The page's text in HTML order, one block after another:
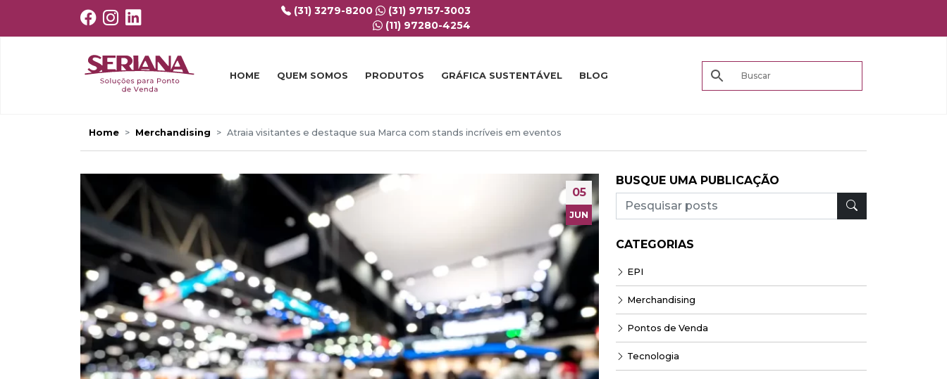
(31) 3279-8200
(31) 97157-3003
(11) 97280-4254
HOME QUEM SOMOS PRODUTOS GRÁFICA SUSTENTÁVEL BLOG
Home Merchandising Atraia visitantes e destaque sua Marca com stands incríveis em eventos
05
JUN
BUSQUE UMA PUBLICAÇÃO
CATEGORIAS
EPI
Merchandising
Pontos de Venda
Tecnologia